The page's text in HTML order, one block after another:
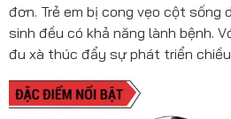
đơn. Trẻ em bị cong vẹo cột sống
sinh đều có khả năng lành bệnh.
đu xà thúc đẩy sự phát triển